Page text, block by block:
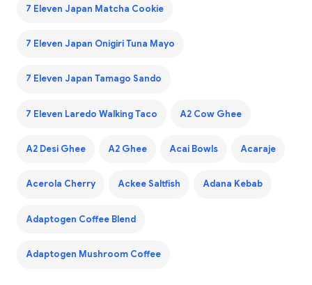
7 Eleven Japan Matcha Cookie
7 Eleven Japan Onigiri Tuna Mayo
7 Eleven Japan Tamago Sando
7 Eleven Laredo Walking Taco A2 Cow Ghee
A2 Desi Ghee A2 Ghee Acai Bowls Acaraje
Acerola Cherry Ackee Saltfish Adana Kebab
Adaptogen Coffee Blend
Adaptogen Mushroom Coffee